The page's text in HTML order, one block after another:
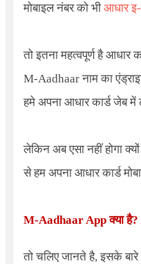
मोबाइल नंबर को भी आधार इ-
तो इतना महत्वपूर्ण है आधार
M-Aadhaarनाम का
हमे अपना आधार कार्ड जेब में
लेकिन अब एसा नहीं होगा
से हम अपना आधार कार्ड
M-Aadhaar Appक्या है?
तो चलिए जानते है, इसके